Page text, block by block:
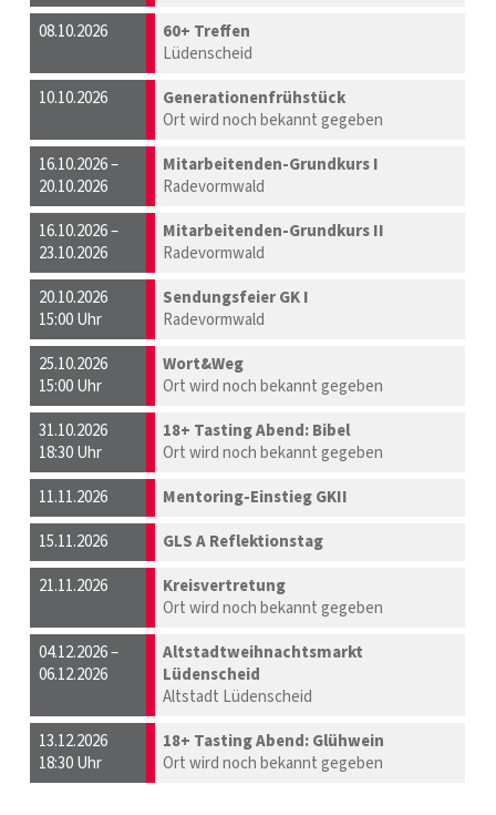
08.10.2026
60+ Treffen
Lüdenscheid
10.10.2026
Generationenfrühstück
Ort wird noch bekannt gegeben
16.10.2026 –
20.10.2026
Mitarbeitenden-Grundkurs I
Radevormwald
16.10.2026 –
23.10.2026
Mitarbeitenden-Grundkurs II
Radevormwald
20.10.2026
15:00 Uhr
Sendungsfeier GK I
Radevormwald
25.10.2026
15:00 Uhr
Wort&Weg
Ort wird noch bekannt gegeben
31.10.2026
18:30 Uhr
18+ Tasting Abend: Bibel
Ort wird noch bekannt gegeben
11.11.2026
Mentoring-Einstieg GKII
15.11.2026
GLS A Reflektionstag
21.11.2026
Kreisvertretung
Ort wird noch bekannt gegeben
04.12.2026 –
06.12.2026
Altstadtweihnachtsmarkt
Lüdenscheid
Altstadt Lüdenscheid
13.12.2026
18:30 Uhr
18+ Tasting Abend: Glühwein
Ort wird noch bekannt gegeben